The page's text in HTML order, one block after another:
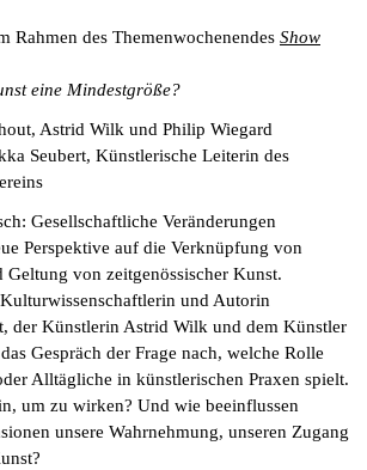
Rahmen des Themenwochenendes Show
eine Mindestgröße?
Astrid Wilk und Philip Wiegard
Seubert, Künstlerische Leiterin des
Gesellschaftliche Veränderungen
Perspektive auf die Verknüpfung von
von zeitgenössischer Kunst.
und Autorin
der Künstlerin Astrid Wilk und dem Künstler
Gespräch der Frage nach, welche Rolle
Alltägliche in künstlerischen Praxen spielt.
um zu wirken? Und wie beeinflussen
unsere Wahrnehmung, unseren Zugang